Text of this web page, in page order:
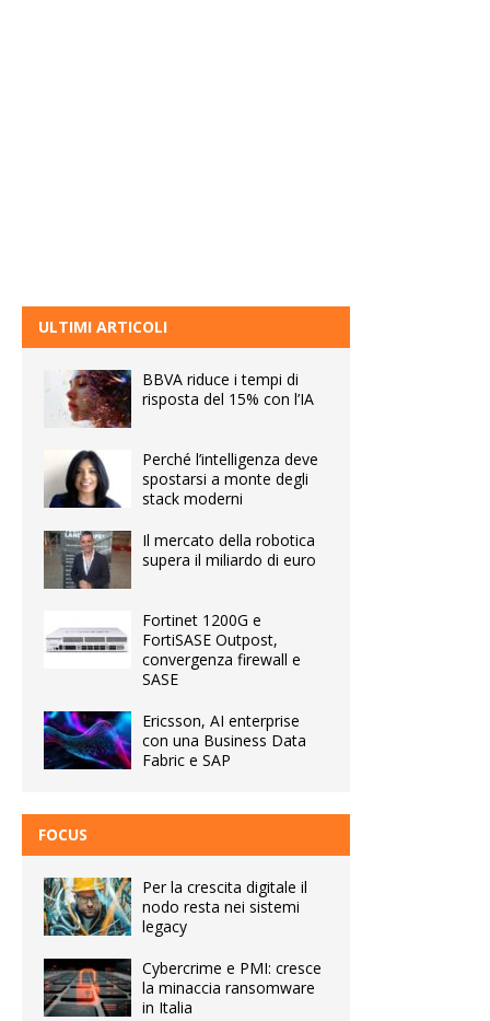
ULTIMI ARTICOLI
BBVA riduce i tempi di
risposta del 15% con l’IA
Perché l’intelligenza deve
spostarsi a monte degli
stack moderni
Il mercato della robotica
supera il miliardo di euro
Fortinet 1200G e
FortiSASE Outpost,
convergenza firewall e
SASE
Ericsson, AI enterprise
con una Business Data
Fabric e SAP
FOCUS
Per la crescita digitale il
nodo resta nei sistemi
legacy
Cybercrime e PMI: cresce
la minaccia ransomware
in Italia